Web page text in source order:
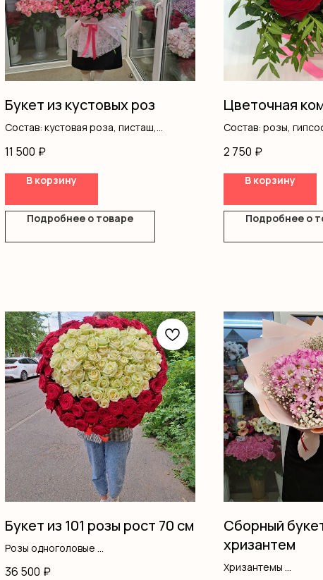
Букет из кустовых роз
Состав: кустовая роза, писташ,
11 500 ₽
В корзину
Подробнее о товаре
Цветочная
Состав: розы,
2 750 ₽
В корзину
Подробнее о
Букет из 101 розы рост 70 см
Розы одноголовые
36 500 ₽
Сборный
хризантем
Хризантемы